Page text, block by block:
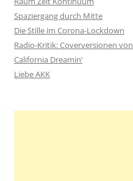
n
a
c
h
:
Spaziergang durch Mitte
Die Stille im Corona-Lockdown
Radio-Kritik: Coverversionen von
California Dreamin‘
Liebe AKK